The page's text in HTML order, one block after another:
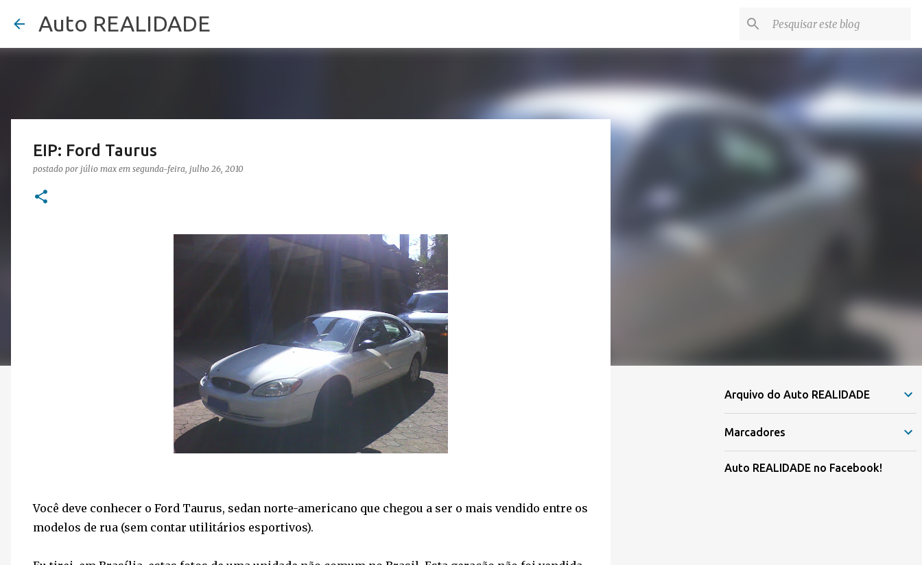
Auto REALIDADE
EIP: Ford Taurus
postado por júlio max em segunda-feira, julho 26, 2010
Você deve conhecer o Ford Taurus, sedan norte-americano que chegou a ser o mais vendido entre os
modelos de rua (sem contar utilitários esportivos).
Arquivo do Auto REALIDADE
Marcadores
Auto REALIDADE no Facebook!